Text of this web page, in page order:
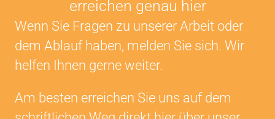
erreichen genau hier
Wenn Sie Fragen zu unserer Arbeit oder
dem Ablauf haben, melden Sie sich. Wir
helfen Ihnen gerne weiter.
Am besten erreichen Sie uns auf dem